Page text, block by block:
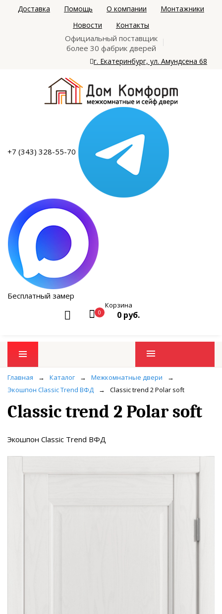
Доставка Помощь О компании
Монтажники
Новости
Контакты
Официальный поставщик
более 30 фабрик дверей
г. Екатеринбург, ул. Амундсена 68
+7 (343) 328-55-70
Бесплатный замер
0
Корзина
0 руб.
Промо товары
Главная → Каталог → Межкомнатные двери
→
Экошпон Classic Trend ВФД
→ Classic trend 2 Polar soft
Classic trend 2 Polar soft
Экошпон Classic Trend ВФД